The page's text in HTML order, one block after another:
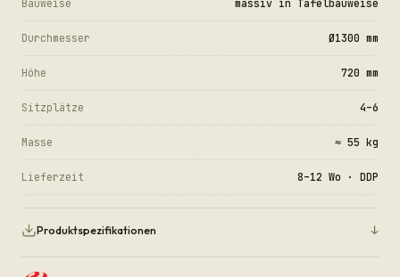
Bauweise massiv in Tafelbauweise
Durchmesser Ø1300 mm
Höhe 720 mm
Sitzplätze 4–6
Masse ≈ 55 kg
Lieferzeit 8–12 Wo · DDP
Produktspezifikationen ↓